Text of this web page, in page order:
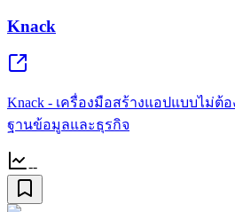
Knack
Knack - เครื่องมือสร้างแอปแบบไม่
ฐานข้อมูลและธุรกิจ
--